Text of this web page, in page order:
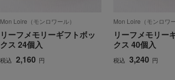
Mon Loire（モンロワール）
リーフメモリーギフトボッ
クス 24個入
税込 2,160 円
Mon Loire（モンロワー
リーフメモリー
クス 40個入
税込 3,240 円